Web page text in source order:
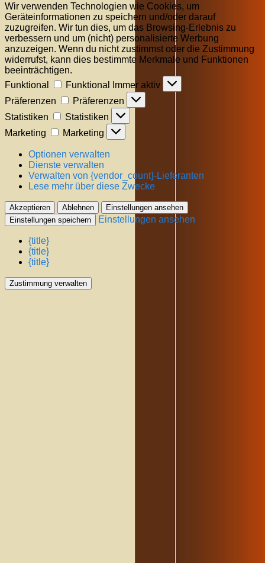
Wir verwenden Technologien wie Cookies, um
Geräteinformationen zu speichern und/oder darauf
zuzugreifen. Wir tun dies, um das Browsing-Erlebnis zu
verbessern und um (nicht) personalisierte Werbung
anzuzeigen. Wenn du nicht zustimmst oder die Zustimmung
widerrufst, kann dies bestimmte Merkmale und Funktionen
beeinträchtigen.
Funktional
Funktional
Immer aktiv
Präferenzen
Präferenzen
Statistiken
Statistiken
Marketing
Marketing
Optionen verwalten
Dienste verwalten
Verwalten von {vendor_count}-Lieferanten
Lese mehr über diese Zwecke
Akzeptieren Ablehnen
Einstellungen ansehen
Einstellungen speichern
Einstellungen ansehen
{title}
{title}
{title}
Zustimmung verwalten